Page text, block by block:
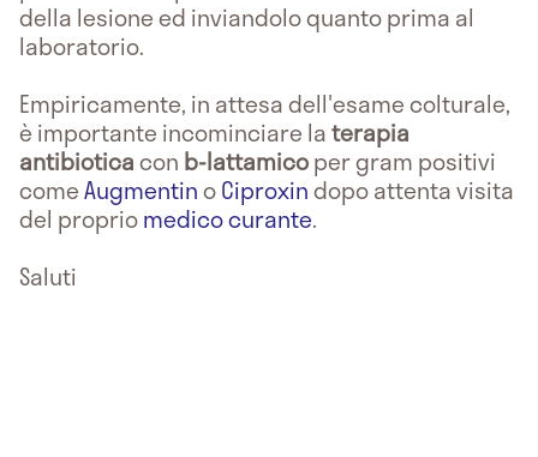
della lesione ed inviandolo quanto prima al
laboratorio.
Empiricamente, in attesa dell'esame colturale,
è importante incominciare laterapia
antibioticacon b-lattamicoper gram positivi
comeAugmentinoCiproxindopo attenta visita
del propriomedico curante.
Saluti